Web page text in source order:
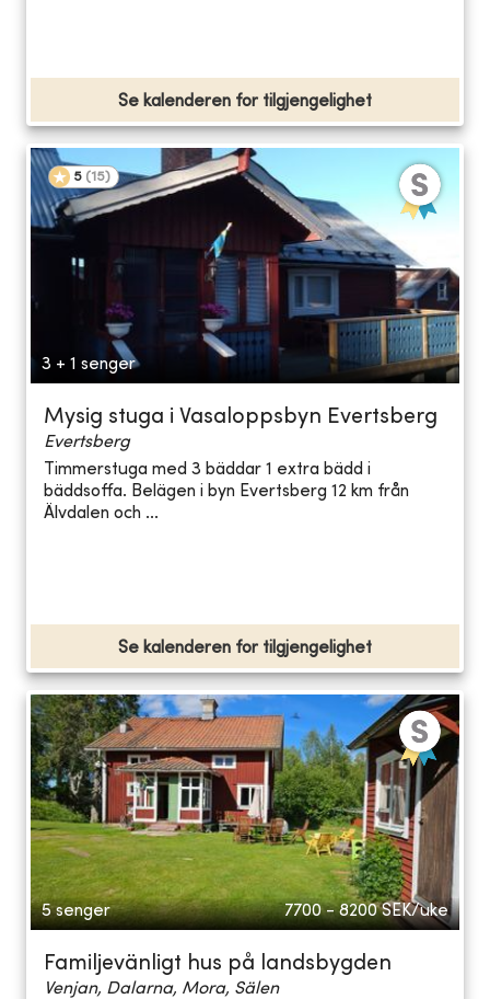
Se kalenderen for tilgjengelighet
5 (15)
3 + 1 senger
Mysig stuga i Vasaloppsbyn Evertsberg
Evertsberg
Timmerstuga med 3 bäddar 1 extra bädd i
bäddsoffa. Belägen i byn Evertsberg 12 km från
Älvdalen och ...
Se kalenderen for tilgjengelighet
5 senger 7700 - 8200 SEK/uke
Familjevänligt hus på landsbygden
Venjan, Dalarna, Mora, Sälen